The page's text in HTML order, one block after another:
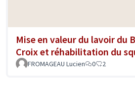
Mise en valeur du lavoir du
Croix et réhabilitation du
FROMAGEAU Lucien 0 2